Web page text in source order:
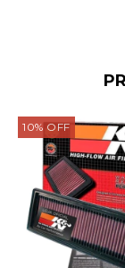
10%OFF